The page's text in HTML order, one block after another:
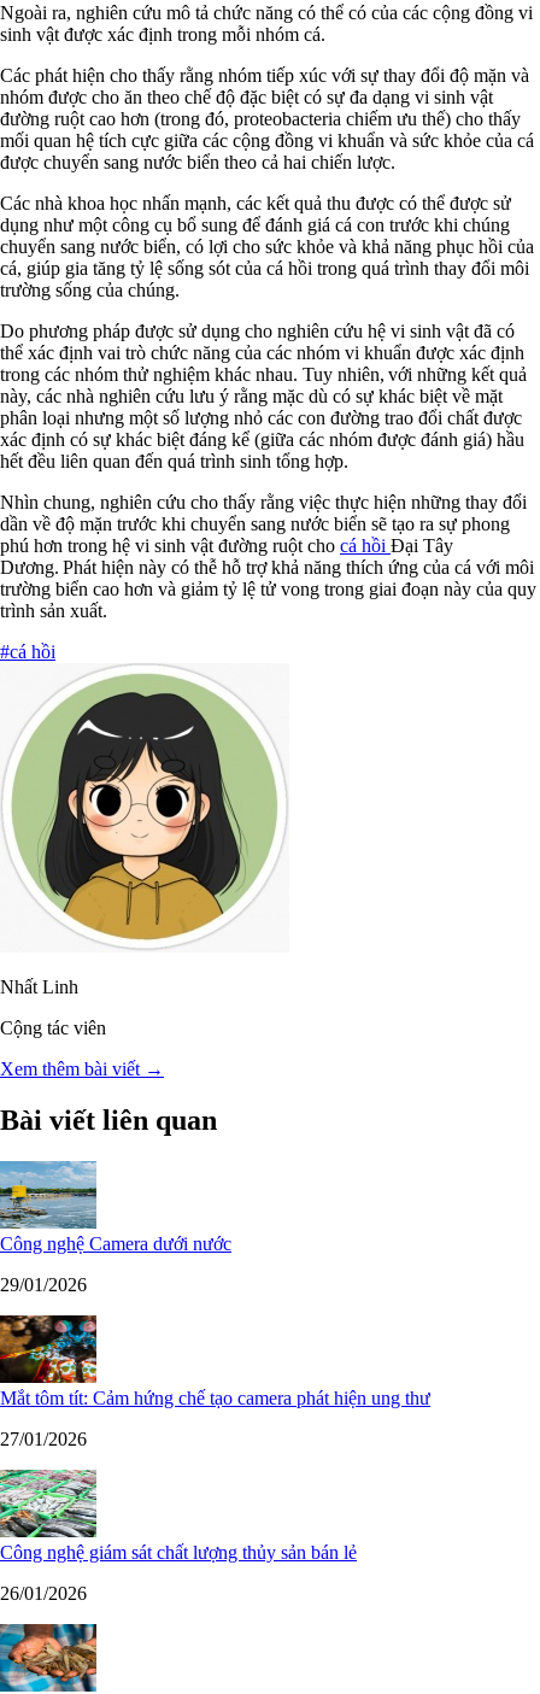
Ngoài ra, nghiên cứu mô tả chức năng có thể có của các cộng đồng vi
sinh vật được xác định trong mỗi nhóm cá.
Các phát hiện cho thấy rằng nhóm tiếp xúc với sự thay đổi độ mặn và
nhóm được cho ăn theo chế độ đặc biệt có sự đa dạng vi sinh vật
đường ruột cao hơn (trong đó, proteobacteria chiếm ưu thế) cho thấy
mối quan hệ tích cực giữa các cộng đồng vi khuẩn và sức khỏe của cá
được chuyển sang nước biển theo cả hai chiến lược.
Các nhà khoa học nhấn mạnh, các kết quả thu được có thể được sử
dụng như một công cụ bổ sung để đánh giá cá con trước khi chúng
chuyển sang nước biển, có lợi cho sức khỏe và khả năng phục hồi của
cá, giúp gia tăng tỷ lệ sống sót của cá hồi trong quá trình thay đổi môi
trường sống của chúng.
Do phương pháp được sử dụng cho nghiên cứu hệ vi sinh vật đã có
thể xác định vai trò chức năng của các nhóm vi khuẩn được xác định
trong các nhóm thử nghiệm khác nhau. Tuy nhiên, với những kết quả
này, các nhà nghiên cứu lưu ý rằng mặc dù có sự khác biệt về mặt
phân loại nhưng một số lượng nhỏ các con đường trao đổi chất được
xác định có sự khác biệt đáng kể (giữa các nhóm được đánh giá) hầu
hết đều liên quan đến quá trình sinh tổng hợp.
Nhìn chung, nghiên cứu cho thấy rằng việc thực hiện những thay đổi
dần về độ mặn trước khi chuyển sang nước biển sẽ tạo ra sự phong
phú hơn trong hệ vi sinh vật đường ruột cho cá hồi Đại Tây
Dương. Phát hiện này có thễ hỗ trợ khả năng thích ứng của cá với môi
trường biển cao hơn và giảm tỷ lệ tử vong trong giai đoạn này của quy
trình sản xuất.
#cá hồi
Nhất Linh
Cộng tác viên
Xem thêm bài viết →
Bài viết liên quan
Công nghệ Camera dưới nước
29/01/2026
Mắt tôm tít: Cảm hứng chế tạo camera phát hiện ung thư
27/01/2026
Công nghệ giám sát chất lượng thủy sản bán lẻ
26/01/2026